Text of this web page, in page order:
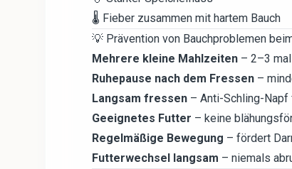
🌡️ Fieber zusammen mit hartem Bauch
💡 Prävention von Bauchproblemen
Mehrere kleine Mahlzeiten – 2–3
Ruhepause nach dem Fressen –
Langsam fressen – Anti-Schling-
Geeignetes Futter – keine
Regelmäßige Bewegung – fördert
Futterwechsel langsam – niemals